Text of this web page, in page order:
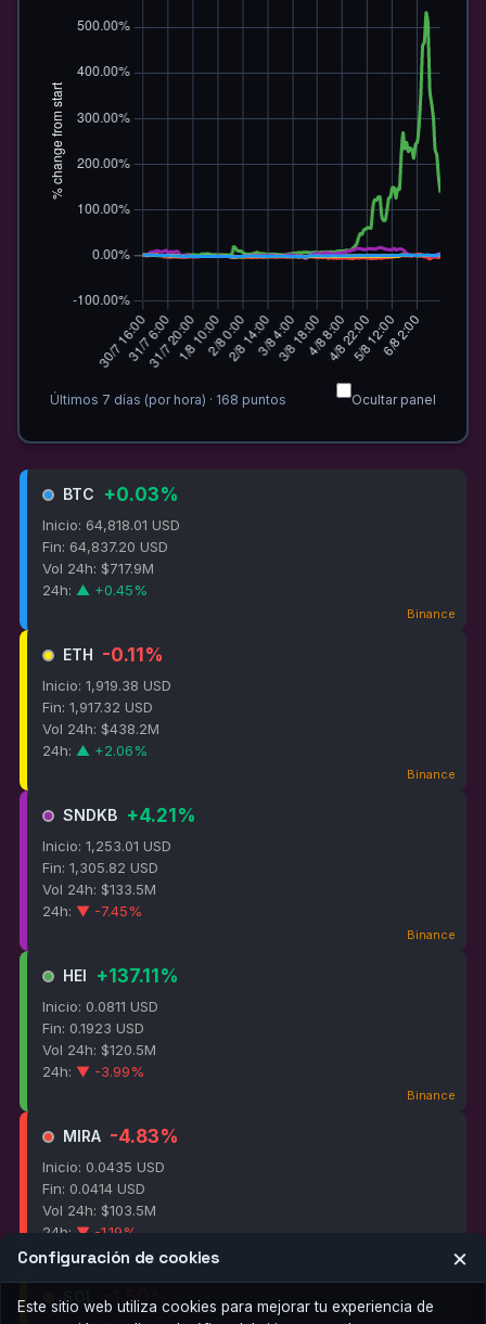
Últimos 7 días (por hora) · 168 puntos Ocultar panel
BTC +0.03%
Inicio: 64,818.01 USD
Fin: 64,837.20 USD
Vol 24h: $717.9M
24h: ▲ +0.45%
Binance
ETH -0.11%
Inicio: 1,919.38 USD
Fin: 1,917.32 USD
Vol 24h: $438.2M
24h: ▲ +2.06%
Binance
SNDKB +4.21%
Inicio: 1,253.01 USD
Fin: 1,305.82 USD
Vol 24h: $133.5M
24h: ▼ -7.45%
Binance
HEI +137.11%
Inicio: 0.0811 USD
Fin: 0.1923 USD
Vol 24h: $120.5M
24h: ▼ -3.99%
Binance
MIRA -4.83%
Inicio: 0.0435 USD
Fin: 0.0414 USD
Vol 24h: $103.5M
24h:▼ -1.19%
Binance
SOL -1.50%
Configuración de cookies ×
Este sitio web utiliza cookies para mejorar tu experiencia de